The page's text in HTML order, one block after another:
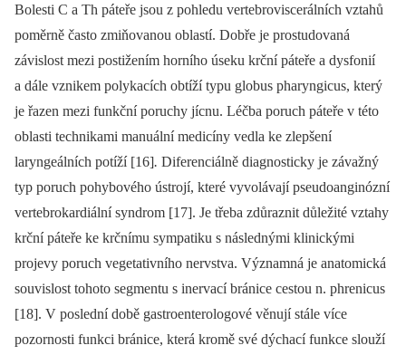
Bolesti C a Th páteře jsou z pohledu vertebroviscerálních vztahů
poměrně často zmiňovanou oblastí. Dobře je prostudovaná
závislost mezi postižením horního úseku krční páteře a dysfonií
a dále vznikem polykacích obtíží typu globus pharyngicus, který
je řazen mezi funkční poruchy jícnu. Léčba poruch páteře v této
oblasti technikami manuální medicíny vedla ke zlepšení
laryngeálních potíží [16]. Diferenciálně diagnosticky je závažný
typ poruch pohybového ústrojí, které vyvolávají pseudoanginózní
vertebrokardiální syndrom [17]. Je třeba zdůraznit důležité vztahy
krční páteře ke krčnímu sympatiku s následnými klinickými
projevy poruch vegetativního nervstva. Významná je anatomická
souvislost tohoto segmentu s inervací bránice cestou n. phrenicus
[18]. V poslední době gastroenterologové věnují stále více
pozornosti funkci bránice, která kromě své dýchací funkce slouží